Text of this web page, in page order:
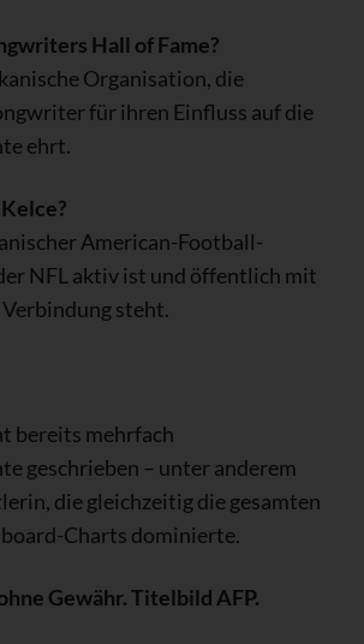
Hall of Fame?
Organisation, die
für ihren Einfluss auf die
ehrt.
American-Football-
NFL aktiv ist und öffentlich mit
steht.
bereits mehrfach
geschrieben – unter anderem
die gleichzeitig die gesamten
Charts dominierte.
Gewähr. Titelbild AFP.